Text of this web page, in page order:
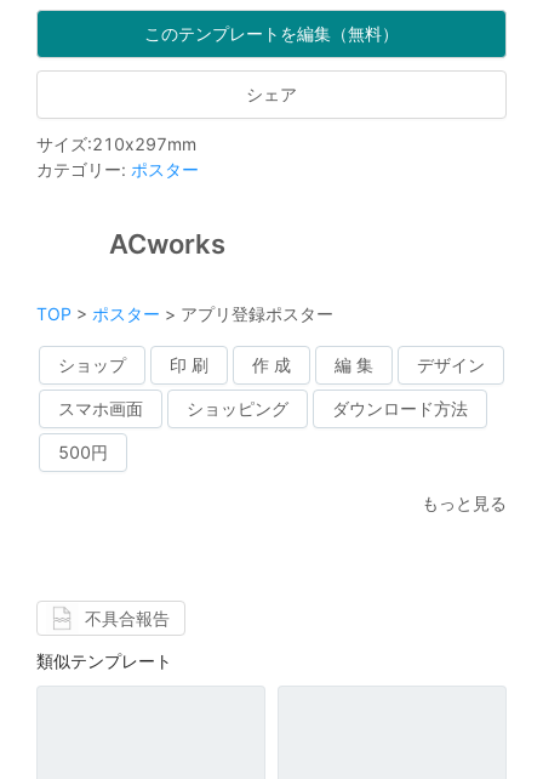
このテンプレートを編集（無料）
シェア
サイズ:210x297mm
カテゴリー: ポスター
ACworks
TOP > ポスター > アプリ登録ポスター
ショップ 印 刷 作 成 編 集 デザイン
スマホ画面 ショッピング ダウンロード方法
500円
もっと見る
不具合報告
類似テンプレート